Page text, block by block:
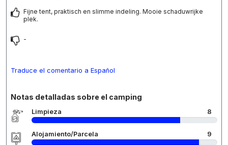
Fijne tent, praktisch en slimme indeling. Mooie schaduwrijke
plek.
-
Traduce el comentario a Español
Notas detalladas sobre el camping
Limpieza 8
Alojamiento/Parcela 9